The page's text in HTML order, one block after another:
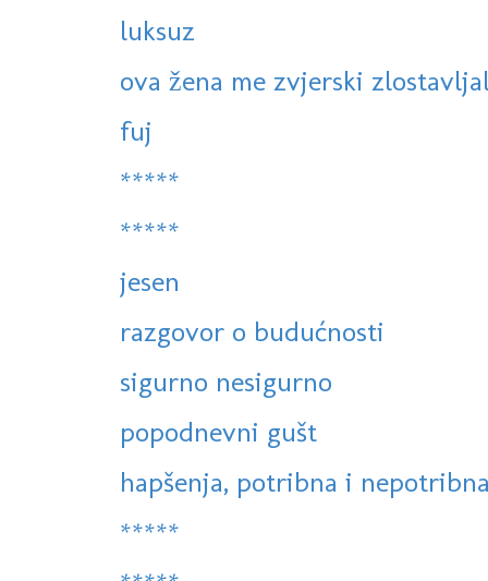
luksuz
ova žena me zvjerski
fuj
*****
*****
jesen
razgovor o budućnosti
sigurno nesigurno
popodnevni gušt
hapšenja, potribna i
*****